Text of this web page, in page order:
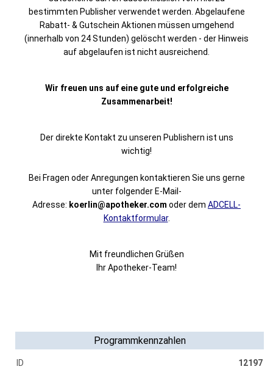
bestimmten Publisher verwendet werden. Abgelaufene
Rabatt- & Gutschein Aktionen müssen umgehend
(innerhalb von 24 Stunden) gelöscht werden - der Hinweis
auf abgelaufen ist nicht ausreichend.
Wir freuen uns auf eine gute und erfolgreiche
Zusammenarbeit!
Der direkte Kontakt zu unseren Publishern ist uns
wichtig!
Bei Fragen oder Anregungen kontaktieren Sie uns gerne
unter folgender E-Mail-
Adresse: koerlin@apotheker.com oder dem ADCELL-
Kontaktformular.
Mit freundlichen Grüßen
Ihr Apotheker-Team!
Programmkennzahlen
ID
12197